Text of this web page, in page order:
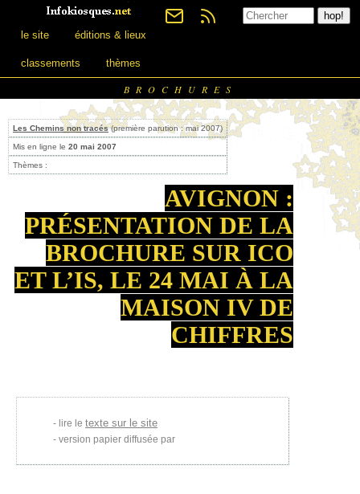
le site éditions & lieux
classements thèmes
BROCHURES
Les Chemins non tracés (première parution : mai 2007)
Mis en ligne le 20 mai 2007
Thèmes :
AVIGNON :
PRÉSENTATION DE LA
BROCHURE SUR ICO
ET L’IS, LE 24 MAI À LA
MAISON IV DE
CHIFFRES
lire le texte sur le site
version papier diffusée par